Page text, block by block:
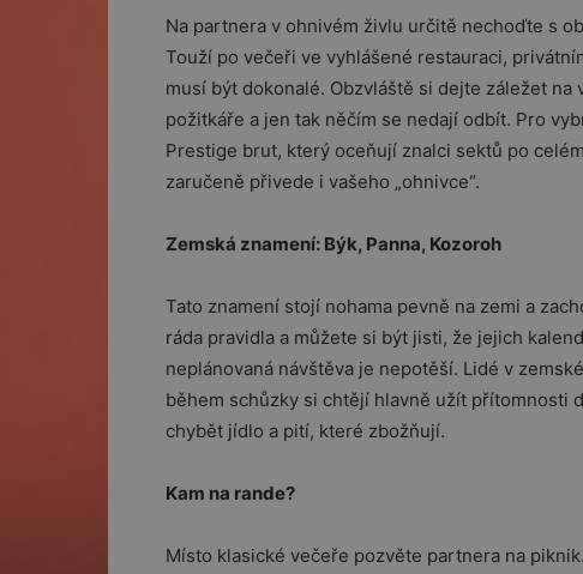
Na partnera v ohnivém živlu určitě nechoďte s
Touží po večeři ve vyhlášené restauraci,
musí být dokonalé. Obzvláště si dejte záležet
požitkáře a jen tak něčím se nedají odbít. Pro
Prestige brut, který oceňují znalci sektů po
zaručeně přivede i vašeho „ohnivce“.
Zemská znamení: Býk, Panna, Kozoroh
Tato znamení stojí nohama pevně na zemi a
ráda pravidla a můžete si být jisti, že jejich
neplánovaná návštěva je nepotěší. Lidé v
během schůzky si chtějí hlavně užít přítomnosti
chybět jídlo a pití, které zbožňují.
Kam na rande?
Místo klasické večeře pozvěte partnera na